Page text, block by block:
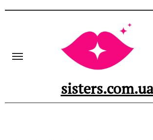
sisters.com.ua